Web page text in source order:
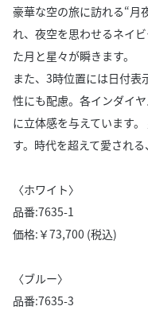
豪華な空の旅に訪れる“月
れ、夜空を思わせるネイ
た月と星々が瞬きます。
また、3時位置には日付表
性にも配慮。各インダイ
に立体感を与えています
す。時代を超えて愛され
〈ホワイト〉
品番:7635-1
価格:￥73,700 (税込)
〈ブルー〉
品番:7635-3